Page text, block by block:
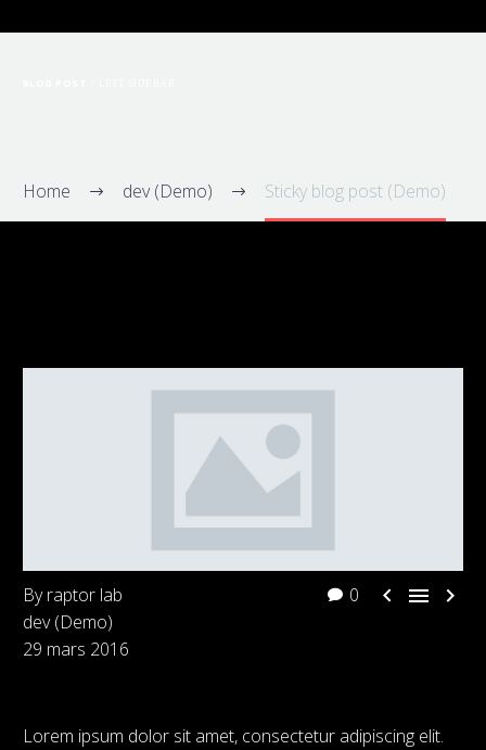
Home dev (Demo) Sticky blog post (Demo)
0   
By raptor lab
dev (Demo)
29 mars 2016
Lorem ipsum dolor sit amet, consectetur adipiscing elit.